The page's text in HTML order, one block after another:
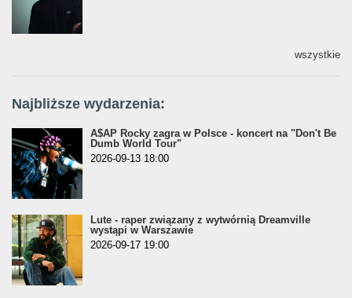
wszystkie
Najbliższe wydarzenia:
A$AP Rocky zagra w Polsce - koncert na "Don't Be
Dumb World Tour"
2026-09-13 18:00
Lute - raper związany z wytwórnią Dreamville
wystąpi w Warszawie
2026-09-17 19:00